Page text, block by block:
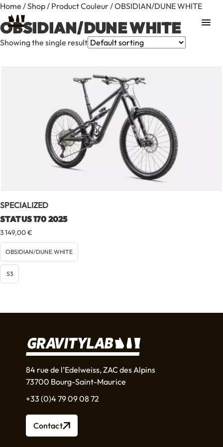
Home /Shop/ Product Couleur / OBSIDIAN/DUNE WHITE
OBSIDIAN/DUNE WHITE
Showing the single result
SPECIALIZED
STATUS 170 2025
3 149,00€
OBSIDIAN/DUNE WHITE
S3
84 rue de l’Edelweiss, ZAC des Alpins
73700 Bourg-Saint-Maurice
+33 (0)4 79 09 08 72
Contact